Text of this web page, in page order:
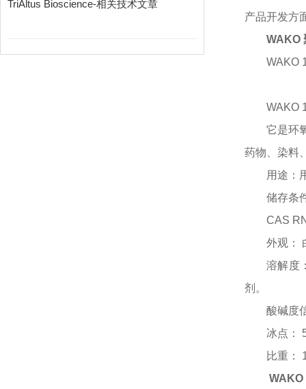
TriAltus Bioscience-相关技术文章
产品开发方
WAKO
WAKO
WAKO
它是环
药物、染料
用途：
储存条
CAS
外观：
溶解度
剂。
酸碱度
冰点：
比重：
WAKO